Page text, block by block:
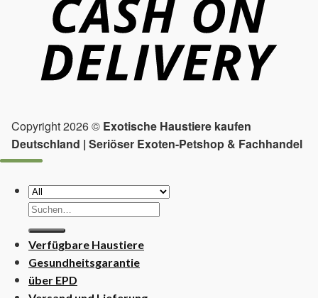
Copyright 2026 © Exotische Haustiere kaufen
Deutschland | Seriöser Exoten-Petshop & Fachhandel
Suchen
nach:
Verfügbare Haustiere
Gesundheitsgarantie
über EPD